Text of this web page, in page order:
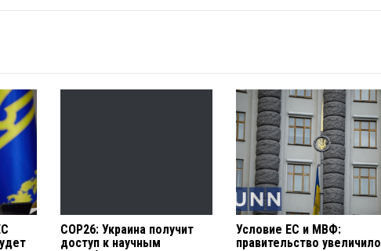
COP26: Украина получит
доступ к научным
Условие ЕС и МВФ:
правительство увеличило